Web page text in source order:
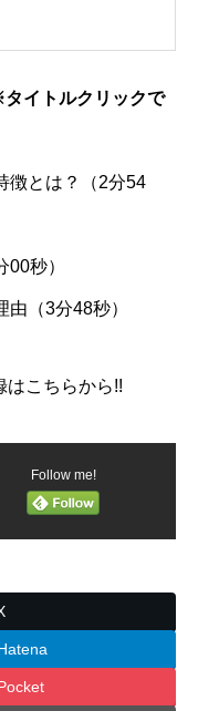
イトルクリックで
徴とは？（2分54
秒）
（3分48秒）
こちらから!!
Follow me!